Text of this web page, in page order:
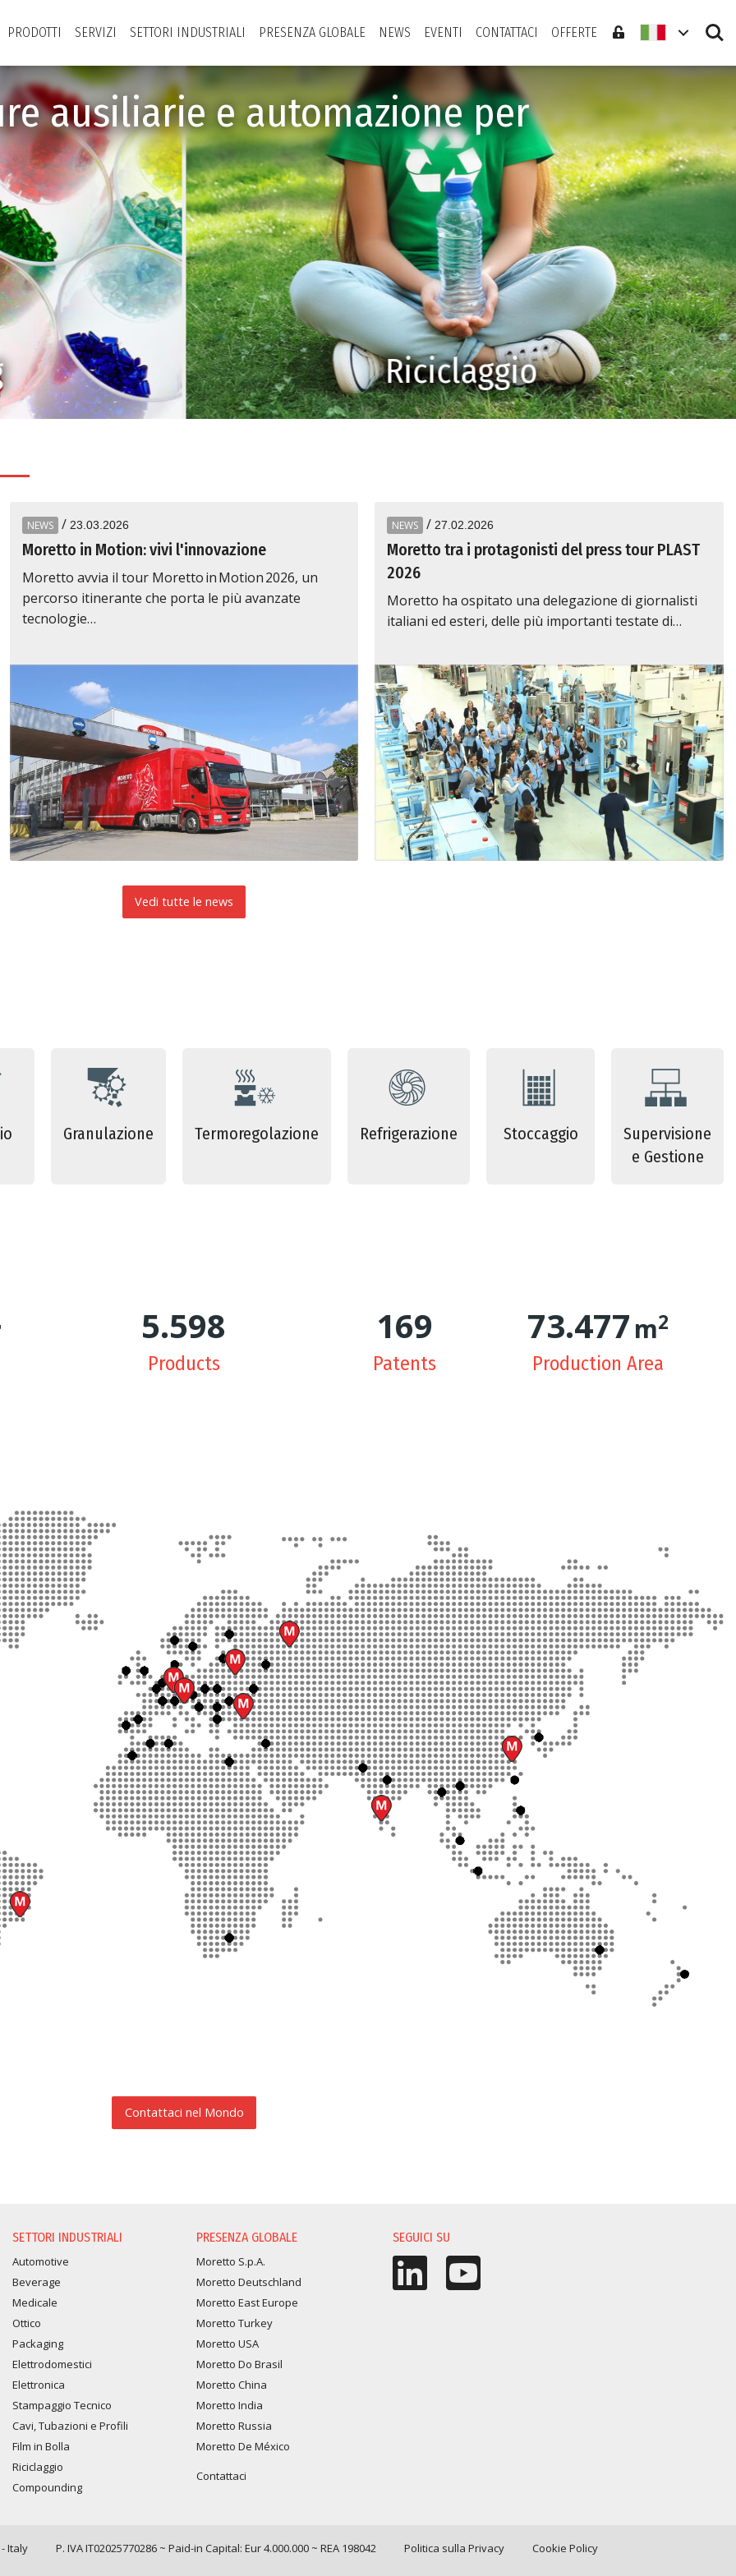
PRODOTTI SERVIZI SETTORI INDUSTRIALI PRESENZA GLOBALE NEWS EVENTI CONTATTACI OFFERTE Search
ausiliarie e automazione per
Riciclaggio
NEWS / 23.03.2026
Moretto in Motion: vivi l'innovazione
Moretto avvia il tour Moretto in Motion 2026, un
percorso itinerante che porta le più avanzate
tecnologie…
NEWS /27.02.2026
Moretto tra i protagonisti del press tour PLAST
2026
Moretto ha ospitato una delegazione di giornalisti
italiani ed esteri, delle più importanti testate di…
Vedi tutte le news
Granulazione Termoregolazione Refrigerazione Stoccaggio
Supervisione
e Gestione
5.645
Products
171
Patents
74.780m2
Production Area
Contattaci nel Mondo
SETTORI INDUSTRIALI
Automotive
Beverage
Medicale
Ottico
Packaging
Elettrodomestici
Elettronica
Stampaggio Tecnico
Cavi, Tubazioni e Profili
Film in Bolla
Riciclaggio
Compounding
PRESENZA GLOBALE
Moretto S.p.A.
Moretto Deutschland
Moretto East Europe
Moretto Turkey
Moretto USA
Moretto Do Brasil
Moretto China
Moretto India
Moretto Russia
Moretto De México
Contattaci
SEGUICI SU
Italy P. IVA IT02025770286 ~ Paid-in Capital: Eur 4.000.000 ~ REA 198042 Politica sulla Privacy Cookie Policy